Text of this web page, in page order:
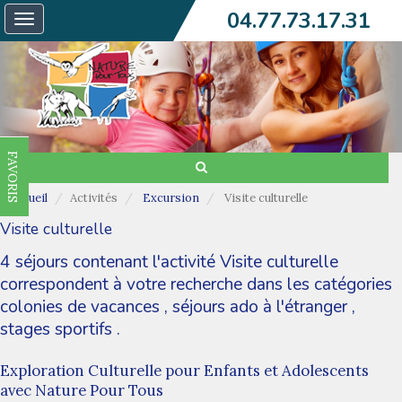
Toggle
navigation
04.77.73.17.31
FAVORIS
Accueil Activités Excursion Visite culturelle
Visite culturelle
4 séjours contenant l'activité Visite culturelle
correspondent à votre recherche dans les catégories
colonies de vacances , séjours ado à l'étranger,
stages sportifs .
Exploration Culturelle pour Enfants et Adolescents
avec Nature Pour Tous